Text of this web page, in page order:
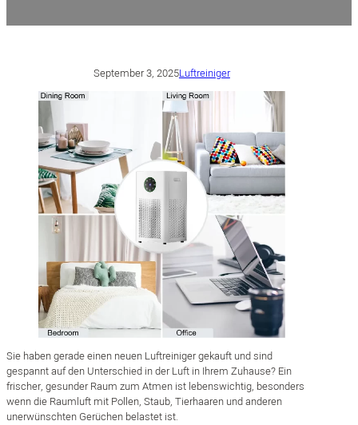
September 3, 2025Luftreiniger
Sie haben gerade einen neuen Luftreiniger gekauft und sind
gespannt auf den Unterschied in der Luft in Ihrem Zuhause? Ein
frischer, gesunder Raum zum Atmen ist lebenswichtig, besonders
wenn die Raumluft mit Pollen, Staub, Tierhaaren und anderen
unerwünschten Gerüchen belastet ist.